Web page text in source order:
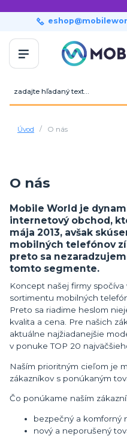
Úvod O nás
O nás
Mobile World je
internetový obchod,
mája 2013, avšak
mobilných telefónov
preto sa
tomto segmente.
Koncept našej firmy
sortimentu mobilných
Preto sa riadime heslom
kvalita a cena. Pre našich
aktuálne najžiadanejšie
v ponuke TOP 20
Naším prioritným cieľom je
zákazníkov s ponúkaným
Čo ponúkame naším
bezpečný a komforný
nový a neporušený